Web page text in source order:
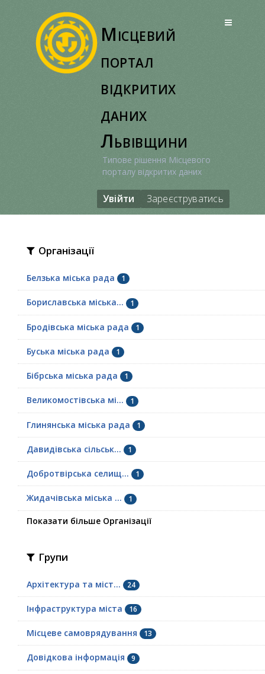
Місцевий
портал
відкритих
даних
Львівщини
Типове рішення Місцевого
порталу відкритих даних
Увійти Зареєструватись
Організації
Белзька міська рада 1
Бориславська міська... 1
Бродівська міська рада 1
Буська міська рада 1
Бібрська міська рада 1
Великомостівська мі... 1
Глинянська міська рада 1
Давидівська сільськ... 1
Добротвірська селищ... 1
Жидачівська міська ... 1
Показати більше Організації
Групи
Архітектура та міст... 24
Інфраструктура міста 16
Місцеве самоврядування 13
Довідкова інформація 9